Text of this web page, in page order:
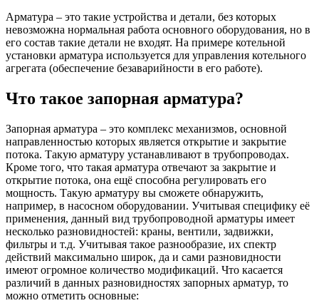
Арматура – это такие устройства и детали, без которых
невозможна нормальная работа основного оборудования, но в
его состав такие детали не входят. На примере котельной
установки арматура используется для управления котельного
агрегата (обеспечение безаварийности в его работе).
Что такое запорная арматура?
Запорная арматура – это комплекс механизмов, основной
направленностью которых является открытие и закрытие
потока. Такую арматуру устанавливают в трубопроводах.
Кроме того, что такая арматура отвечают за закрытие и
открытие потока, она ещё способна регулировать его
мощность. Такую арматуру вы сможете обнаружить,
например, в насосном оборудовании. Учитывая специфику её
применения, данный вид трубопроводной арматуры имеет
несколько разновидностей: краны, вентили, задвижки,
фильтры и т.д. Учитывая такое разнообразие, их спектр
действий максимально широк, да и сами разновидности
имеют огромное количество модификаций. Что касается
различий в данных разновидностях запорных арматур, то
можно отметить основные: